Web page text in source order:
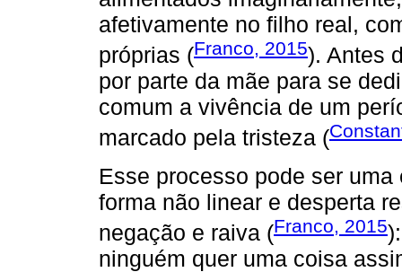
afetivamente no filho real,
próprias (Franco, 2015). Antes
por parte da mãe para se
comum a vivência de um
marcado pela tristeza (
Esse processo pode ser
forma não linear e desperta
negação e raiva (Franco, 2015
ninguém quer uma coisa